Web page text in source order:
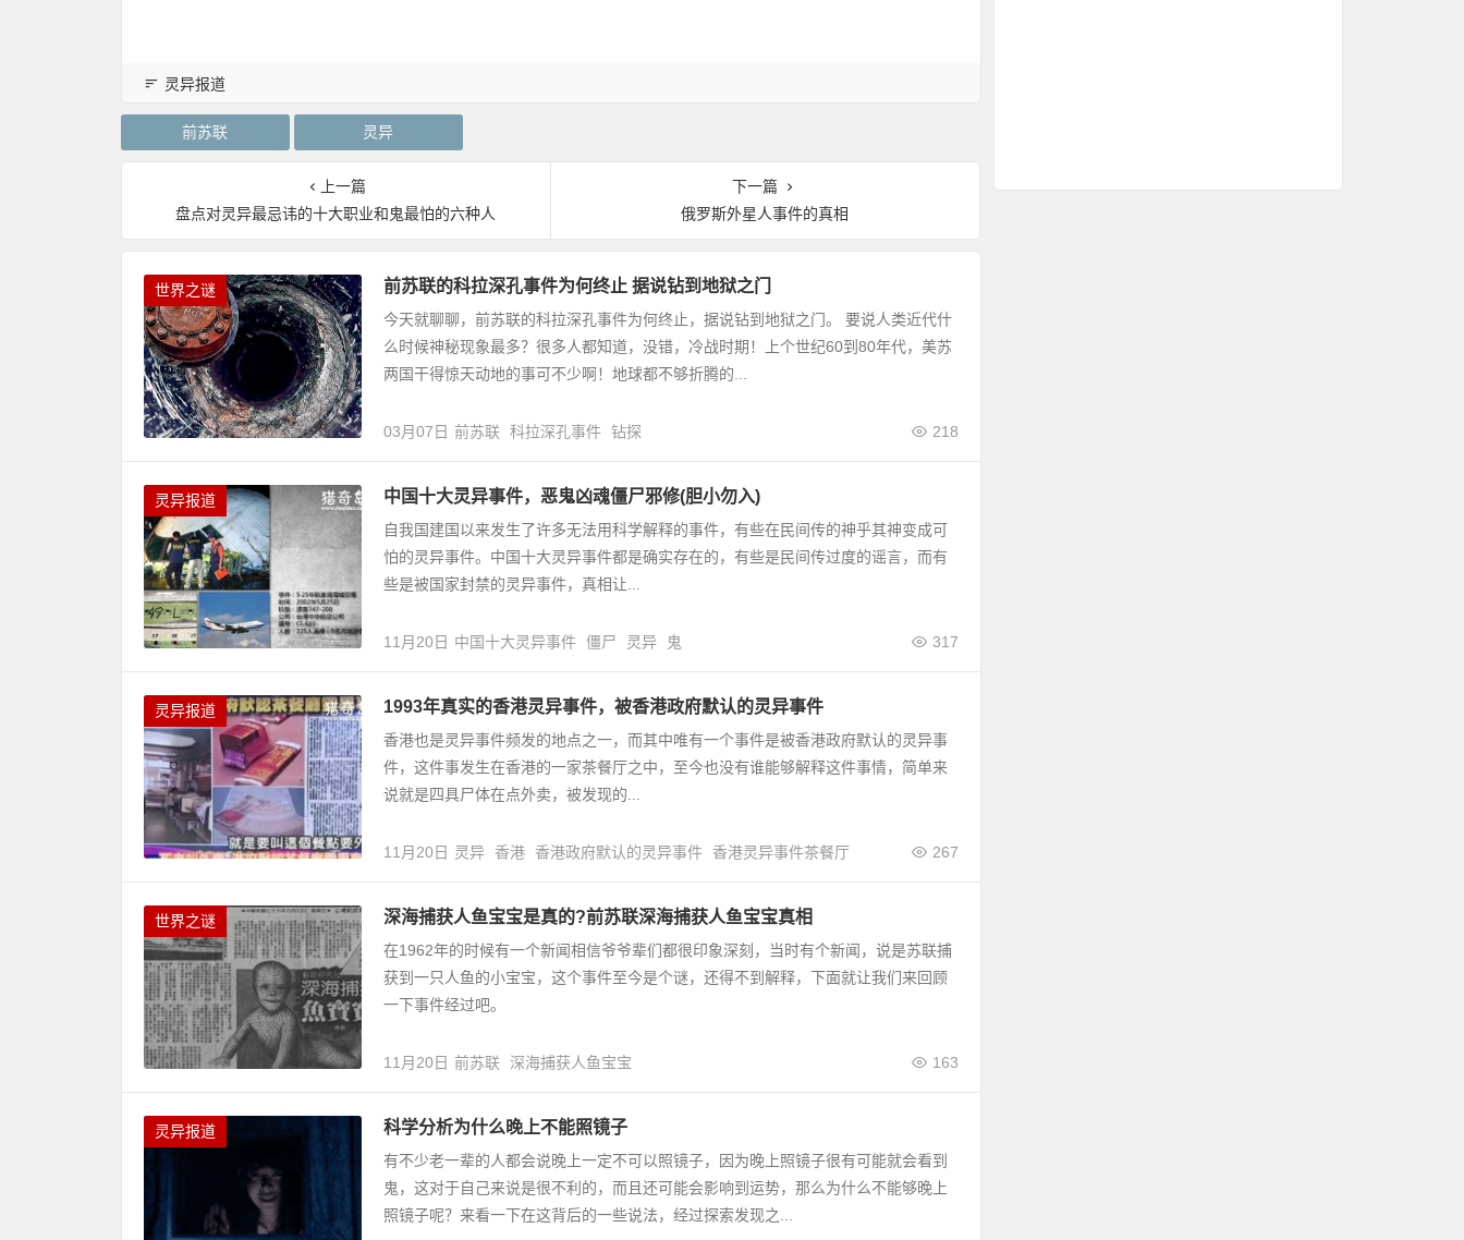
灵异报道
前苏联 灵异
上一篇
盘点对灵异最忌讳的十大职业和鬼最怕的六种人
下一篇
俄罗斯外星人事件的真相
世界之谜 前苏联的科拉深孔事件为何终止 据说钻到地狱之门
今天就聊聊，前苏联的科拉深孔事件为何终止，据说钻到地狱之门。 要说人类近代什
么时候神秘现象最多？很多人都知道，没错，冷战时期！上个世纪60到80年代，美苏
两国干得惊天动地的事可不少啊！地球都不够折腾的...
03月07日 218
前苏联 科拉深孔事件 钻探
灵异报道 中国十大灵异事件，恶鬼凶魂僵尸邪修(胆小勿入)
自我国建国以来发生了许多无法用科学解释的事件，有些在民间传的神乎其神变成可
怕的灵异事件。中国十大灵异事件都是确实存在的，有些是民间传过度的谣言，而有
些是被国家封禁的灵异事件，真相让...
11月20日 317
中国十大灵异事件 僵尸 灵异 鬼
灵异报道 1993年真实的香港灵异事件，被香港政府默认的灵异事件
香港也是灵异事件频发的地点之一，而其中唯有一个事件是被香港政府默认的灵异事
件，这件事发生在香港的一家茶餐厅之中，至今也没有谁能够解释这件事情，简单来
说就是四具尸体在点外卖，被发现的...
11月20日 267
灵异 香港 香港政府默认的灵异事件 香港灵异事件茶餐厅
世界之谜 深海捕获人鱼宝宝是真的?前苏联深海捕获人鱼宝宝真相
在1962年的时候有一个新闻相信爷爷辈们都很印象深刻，当时有个新闻，说是苏联捕
获到一只人鱼的小宝宝，这个事件至今是个谜，还得不到解释，下面就让我们来回顾
一下事件经过吧。
11月20日 163
前苏联 深海捕获人鱼宝宝
灵异报道 科学分析为什么晚上不能照镜子
有不少老一辈的人都会说晚上一定不可以照镜子，因为晚上照镜子很有可能就会看到
鬼，这对于自己来说是很不利的，而且还可能会影响到运势，那么为什么不能够晚上
照镜子呢？来看一下在这背后的一些说法，经过探索发现之...